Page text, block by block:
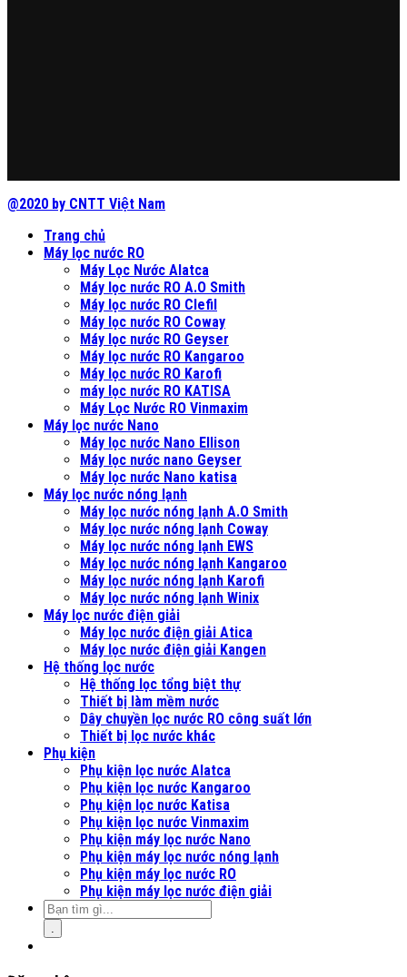
@2020 by CNTT Việt Nam
Trang chủ
Máy lọc nước RO
Máy Lọc Nước Alatca
Máy lọc nước RO A.O Smith
Máy lọc nước RO Clefil
Máy lọc nước RO Coway
Máy lọc nước RO Geyser
Máy lọc nước RO Kangaroo
Máy lọc nước RO Karofi
máy lọc nước RO KATISA
Máy Lọc Nước RO Vinmaxim
Máy lọc nước Nano
Máy lọc nước Nano Ellison
Máy lọc nước nano Geyser
Máy lọc nước Nano katisa
Máy lọc nước nóng lạnh
Máy lọc nước nóng lạnh A.O Smith
Máy lọc nước nóng lạnh Coway
Máy lọc nước nóng lạnh EWS
Máy lọc nước nóng lạnh Kangaroo
Máy lọc nước nóng lạnh Karofi
Máy lọc nước nóng lạnh Winix
Máy lọc nước điện giải
Máy lọc nước điện giải Atica
Máy lọc nước điện giải Kangen
Hệ thống lọc nước
Hệ thống lọc tổng biệt thự
Thiết bị làm mềm nước
Dây chuyền lọc nước RO công suất lớn
Thiết bị lọc nước khác
Phụ kiện
Phụ kiện lọc nước Alatca
Phụ kiện lọc nước Kangaroo
Phụ kiện lọc nước Katisa
Phụ kiện lọc nước Vinmaxim
Phụ kiện máy lọc nước Nano
Phụ kiện máy lọc nước nóng lạnh
Phụ kiện máy lọc nước RO
Phụ kiện máy lọc nước điện giải
.